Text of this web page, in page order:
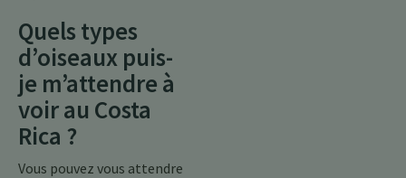
Quels types
d’oiseaux puis-
je m’attendre à
voir au Costa
Rica ?
Vous pouvez vous attendre